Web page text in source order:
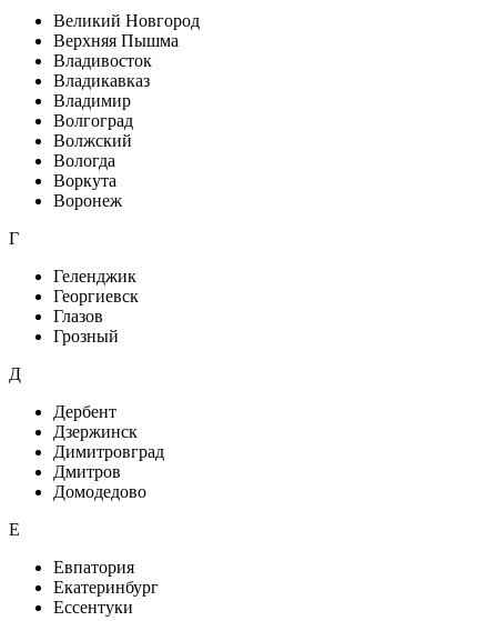
Великий Новгород
Верхняя Пышма
Владивосток
Владикавказ
Владимир
Волгоград
Волжский
Вологда
Воркута
Воронеж
Г
Геленджик
Георгиевск
Глазов
Грозный
Д
Дербент
Дзержинск
Димитровград
Дмитров
Домодедово
Е
Евпатория
Екатеринбург
Ессентуки